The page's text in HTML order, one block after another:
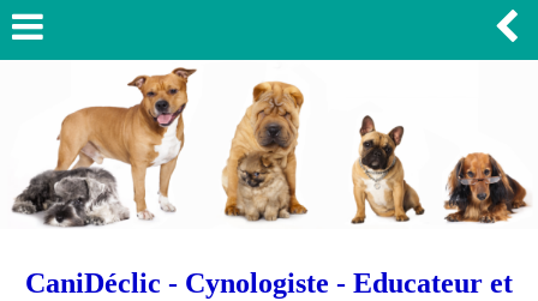
CaniDéclic - Cynologiste - Educateur et